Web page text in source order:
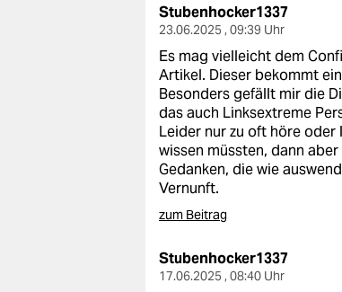
Stubenhocker1337
23.06.2025 , 09:39 Uhr
Es mag vielleicht dem
Artikel. Dieser bekommt
Besonders gefällt mir die
das auch Linksextreme
Leider nur zu oft höre oder
wissen müssten, dann
Gedanken, die wie
Vernunft.
zum Beitrag
Stubenhocker1337
17.06.2025 , 08:40 Uhr